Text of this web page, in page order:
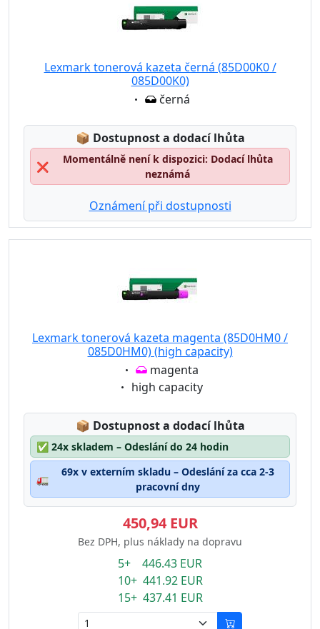
Lexmark tonerová kazeta černá (85D00K0 /
085D00K0)
Eigenschaft:
černá
📦 Lagerstatus:
Dostupnost a dodací lhůta
❌
Momentálně není k dispozici: Dodací lhůta
neznámá
Oznámení při dostupnosti
Lexmark tonerová kazeta magenta (85D0HM0 /
085D0HM0) (high capacity)
Eigenschaft:
magenta
Eigenschaft:
high capacity
📦 Lagerstatus:
Dostupnost a dodací lhůta
✅ 24x skladem – Odeslání do 24 hodin
🚛
69x v externím skladu – Odeslání za cca 2-3
pracovní dny
450,94 EUR
Bez DPH, plus náklady na dopravu
5+ 446.43 EUR
10+ 441.92 EUR
15+ 437.41 EUR